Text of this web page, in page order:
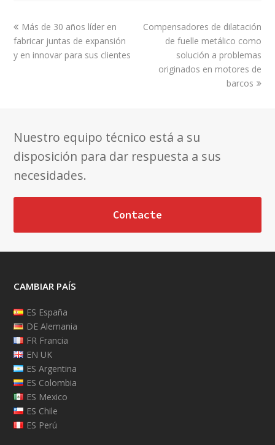
previous
post:
Más de 30 años líder en
fabricar juntas de expansión
y en innovar para sus clientes
next
Compensadores de dilatación
de fuelle metálico como
solución a problemas
originados en motores de
barcos
Nuestro equipo técnico está a su
disposición para dar respuesta a sus
necesidades.
Contacte
CAMBIAR PAÍS
ES España
DE Alemania
FR Francia
EN UK
ES Argentina
ES Colombia
ES Mexico
ES Chile
ES Perú